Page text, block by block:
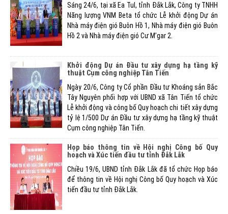
Sáng 24/6, tại xã Ea Tul, tỉnh Đắk Lắk, Công ty TNHH
Năng lượng VNM Beta tổ chức Lễ khởi động Dự án
Nhà máy điện gió Buôn Hồ 1, Nhà máy điện gió Buôn
Hồ 2 và Nhà máy điện gió Cư M’gar 2.
Khởi động Dự án Đầu tư xây dựng hạ tầng kỹ
thuật Cụm công nghiệp Tân Tiến
Ngày 20/6, Công ty Cổ phần Đầu tư Khoáng sản Bắc
Tây Nguyên phối hợp với UBND xã Tân Tiến tổ chức
Lễ khởi động và công bố Quy hoạch chi tiết xây dựng
tỷ lệ 1/500 Dự án Đầu tư xây dựng hạ tầng kỹ thuật
Cụm công nghiệp Tân Tiến.
Họp báo thông tin về Hội nghị Công bố Quy
hoạch và Xúc tiến đầu tư tỉnh Đắk Lắk
Chiều 19/6, UBND tỉnh Đắk Lắk đã tổ chức Họp báo
để thông tin về Hội nghị Công bố Quy hoạch và Xúc
tiến đầu tư tỉnh Đắk Lắk.